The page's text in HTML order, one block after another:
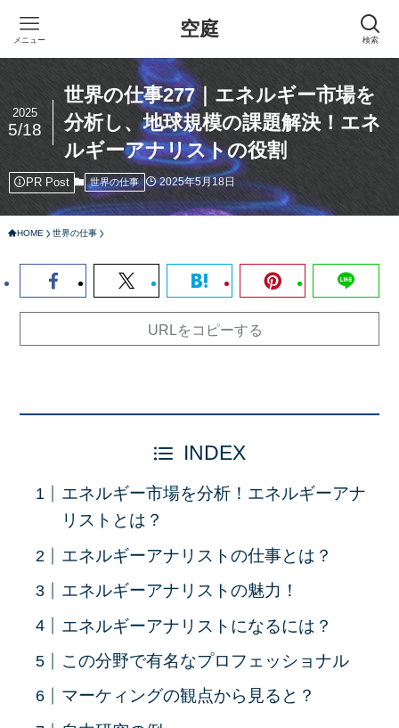
空庭 検索
メニュー
世界の仕事277｜エネルギー市場を
分析し、地球規模の課題解決！エネ
ルギーアナリストの役割
2025
5/18
PR Post 世界の仕事 2025年5月18日
HOME 世界の仕事
URLをコピーする
INDEX
エネルギー市場を分析！エネルギーアナ
リストとは？
エネルギーアナリストの仕事とは？
エネルギーアナリストの魅力！
エネルギーアナリストになるには？
この分野で有名なプロフェッショナル
マーケィングの観点から見ると？